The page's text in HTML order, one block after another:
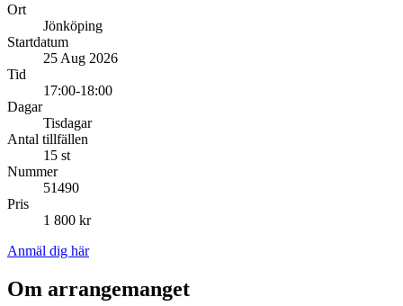
Ort
Jönköping
Startdatum
25 Aug 2026
Tid
17:00-18:00
Dagar
Tisdagar
Antal tillfällen
15 st
Nummer
51490
Pris
1 800 kr
Anmäl dig här
Om arrangemanget